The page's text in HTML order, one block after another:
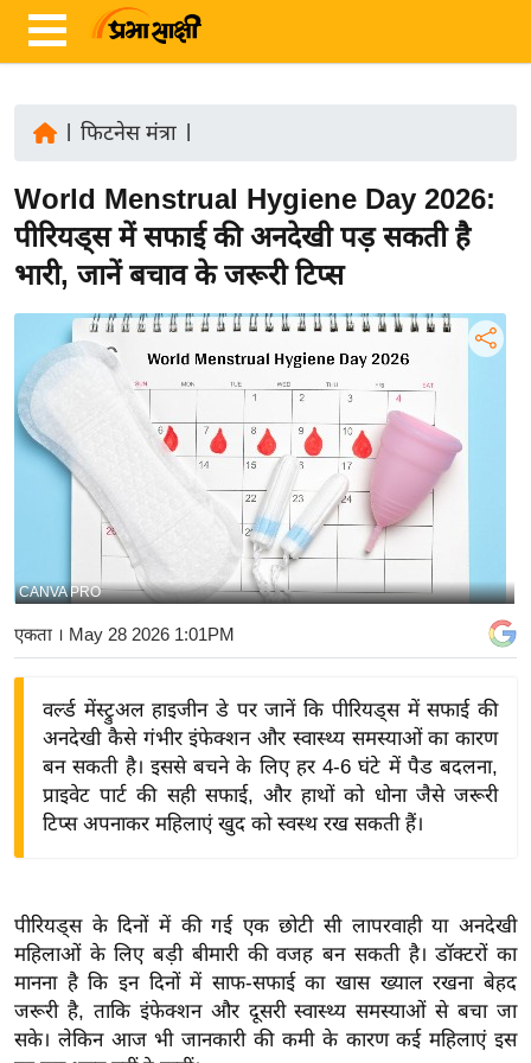
ज़ा
ख
ब
र
ष्ट्री
य
अं
त
बि
ज़
ने
द्यो
वि
शे
ष
ज्ञ
रा
फिटनेस मंत्रा
World Menstrual Hygiene Day 2026:
पीरियड्स में सफाई की अनदेखी पड़ सकती है
भारी, जानें बचाव के जरूरी टिप्स
CANVA PRO
एकता । May 28 2026 1:01PM
वर्ल्ड मेंस्ट्रुअल हाइजीन डे पर जानें कि पीरियड्स में सफाई की
अनदेखी कैसे गंभीर इंफेक्शन और स्वास्थ्य समस्याओं का कारण
बन सकती है। इससे बचने के लिए हर 4-6 घंटे में पैड बदलना,
प्राइवेट पार्ट की सही सफाई, और हाथों को धोना जैसे जरूरी
टिप्स अपनाकर महिलाएं खुद को स्वस्थ रख सकती हैं।
पीरियड्स के दिनों में की गई एक छोटी सी लापरवाही या अनदेखी
महिलाओं के लिए बड़ी बीमारी की वजह बन सकती है। डॉक्टरों का
मानना है कि इन दिनों में साफ-सफाई का खास ख्याल रखना बेहद
जरूरी है, ताकि इंफेक्शन और दूसरी स्वास्थ्य समस्याओं से बचा जा
सके। लेकिन आज भी जानकारी की कमी के कारण कई महिलाएं इस